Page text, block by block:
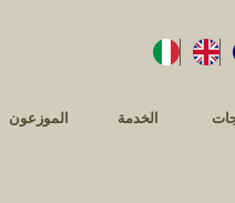
الخدمة الموزعون